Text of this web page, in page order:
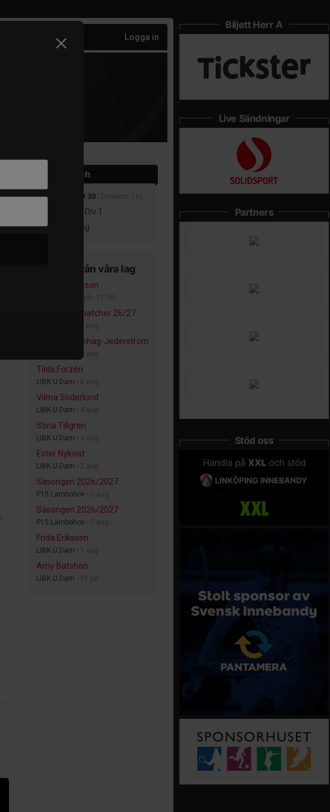
Logga in
Nästa match
Fre 25 sep 19:30 | Division 1 Herrar Mellersta
Herr FBC Div.1
IBK Köping
Nyheter från våra lag
Tuva Andersson
Igår, 17:30
Allsvenska matcher 26/27
7 aug
Amanda Billehag-Jederström
6 aug
Tilda Forzén
LIBK U Dam - 6 aug
Vilma Söderlund
LIBK U Dam - 4 aug
Stina Tillgren
LIBK U Dam - 3 aug
Ester Nykvist
LIBK U Dam - 2 aug
Säsongen 2026/2027
P15 Lambohov - 2 aug
Säsongen 2026/2027
P15 Lambohov - 2 aug
Frida Eriksson
LIBK U Dam - 1 aug
Amy Batshon
LIBK U Dam - 31 jul
Biljett Herr A
Live Sändningar
Partners
Stöd oss